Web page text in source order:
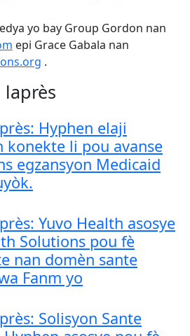
yo bay Group Gordon nan
epi Grace Gabala nan
.
Hyphen elaji
li pou avanse
egzansyon Medicaid
Yuvo Health asosye
Solutions pou fè
nan domèn sante
Fanm yo
Solisyon Sante